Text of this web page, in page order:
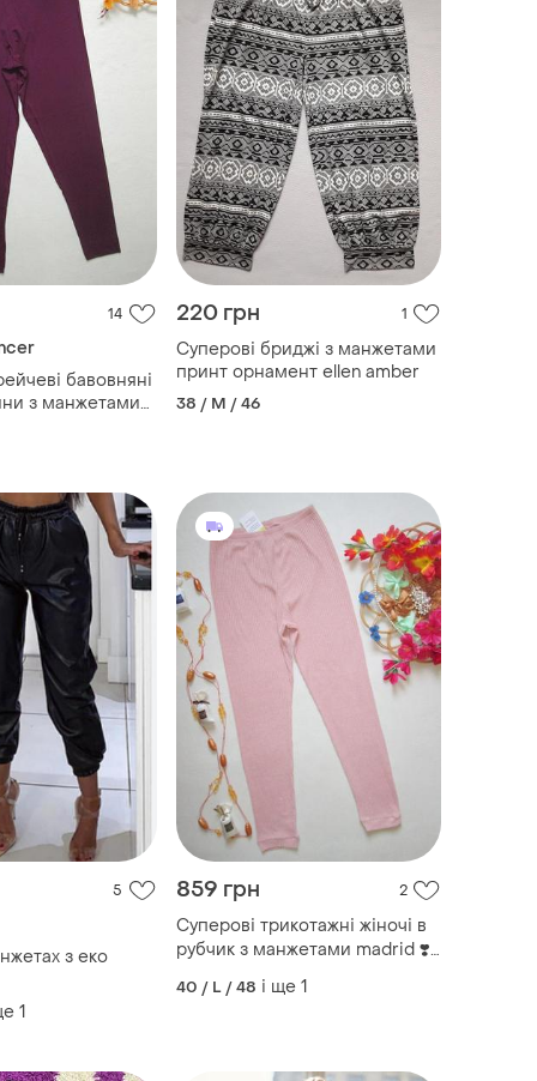
14
бавовняні
з манжетами
220 грн 1
Суперові бриджі з манжетами
принт орнамент ellen amber
38 / M / 46
5
з еко
1
859 грн 2
Суперові трикотажні жіночі в
рубчик з манжетами madrid ❣️
❇️❣️
40 / L / 48 і ще 1